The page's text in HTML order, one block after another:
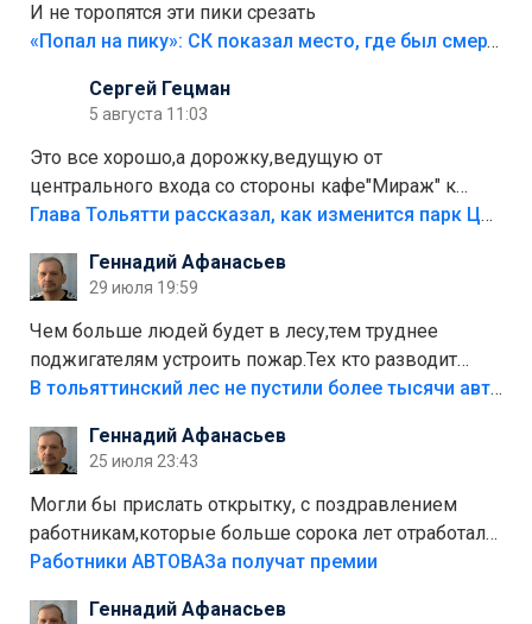
И не торопятся эти пики срезать
«Попал на пику»: СК показал место, где был смертельно травмирован ребенок в Тольятти
Сергей Гецман
5 августа 11:03
Это все хорошо,а дорожку,ведущую от
центрального входа со стороны кафе"Мираж" к
аттракционам слабо доделать?А то бордюры
лежала в парке и испортилась.Да еще,видимо,часть
украли.
Глава Тольятти рассказал, как изменится парк Центрального района
Геннадий Афанасьев
29 июля 19:59
Чем больше людей будет в лесу,тем труднее
поджигателям устроить пожар.Тех кто разводит
костры,тех надо безбожно штрафовать.Камер полно
Штрафы мизерные.
В тольяттинский лес не пустили более тысячи автомобилей
Геннадий Афанасьев
25 июля 23:43
Могли бы прислать открытку, с поздравлением
работникам,которые больше сорока лет отработали
на предприятии.
Работники АВТОВАЗа получат премии
Геннадий Афанасьев